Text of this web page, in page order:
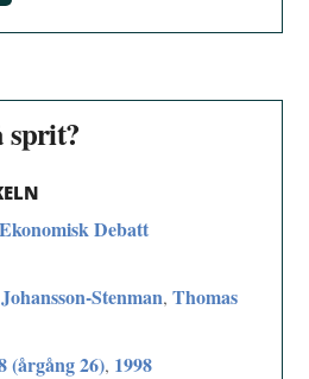
sprit?
Ekonomisk Debatt
Stenman,Thomas
(årgång 26), 1998